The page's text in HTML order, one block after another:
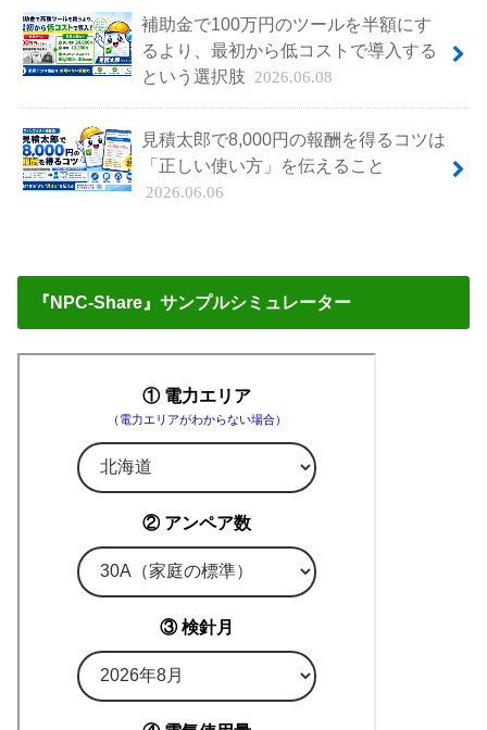
補助金で100万円のツールを半額にす
るより、最初から低コストで導入する
という選択肢
2026.06.08
見積太郎で8,000円の報酬を得るコツは
「正しい使い方」を伝えること
2026.06.06
『NPC-Share』サンプルシミュレーター